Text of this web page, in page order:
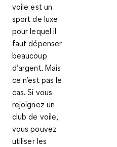
voile est un
sport de luxe
pour lequel il
faut dépenser
beaucoup
d’argent. Mais
ce n’est pas le
cas. Si vous
rejoignez un
club de voile,
vous pouvez
utiliser les